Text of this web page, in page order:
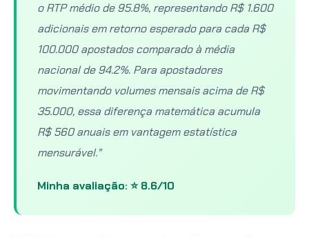
o RTP médio de 95.8%, representando R$ 1.600
adicionais em retorno esperado para cada R$
100.000 apostados comparado à média
nacional de 94.2%. Para apostadores
movimentando volumes mensais acima de R$
35.000, essa diferença matemática acumula
R$ 560 anuais em vantagem estatística
mensurável."
Minha avaliação: ⭐ 8.6/10